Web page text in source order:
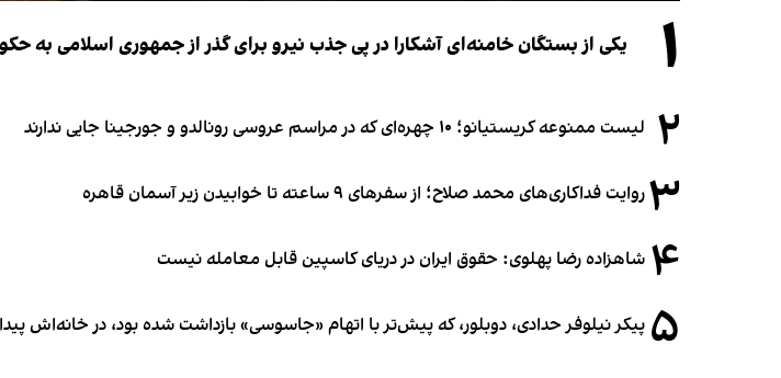
۱ یکی از بستگان خامنه‌ای آشکارا در پی جذب نیرو برای گذر از جمهوری اسلامی به
۲ لیست ممنوعه کریستیانو؛ ۱۰ چهره‌ای که در مراسم عروسی رونالدو و جورجینا جایی ندارند
۳روایت فداکاری‌های محمد صلاح؛ از سفرهای ۹ ساعته تا خوابیدن زیر آسمان قاهره
۴ شاهزاده رضا پهلوی: حقوق ایران در دریای کاسپین قابل معامله نیست
۵ پیکر نیلوفر حدادی، دوبلور، که پیش‌تر با اتهام «جاسوسی» بازداشت شده بود، در خانه‌اش